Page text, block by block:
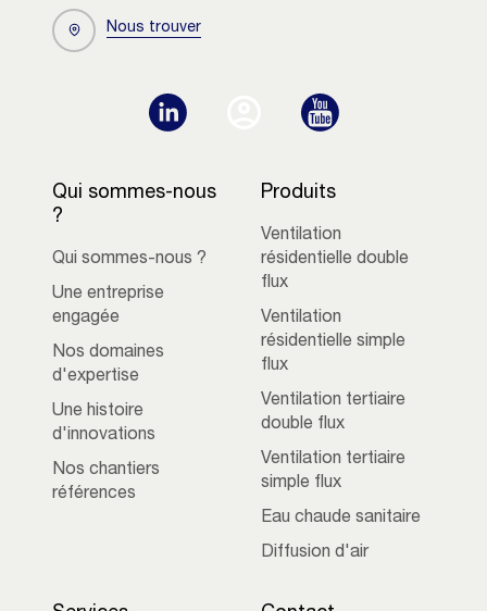
Nous trouver
Qui sommes-nous
?
Qui sommes-nous ?
Une entreprise
engagée
Nos domaines
d'expertise
Une histoire
d'innovations
Nos chantiers
références
Produits
Ventilation
résidentielle double
flux
Ventilation
résidentielle simple
flux
Ventilation tertiaire
double flux
Ventilation tertiaire
simple flux
Eau chaude sanitaire
Diffusion d'air